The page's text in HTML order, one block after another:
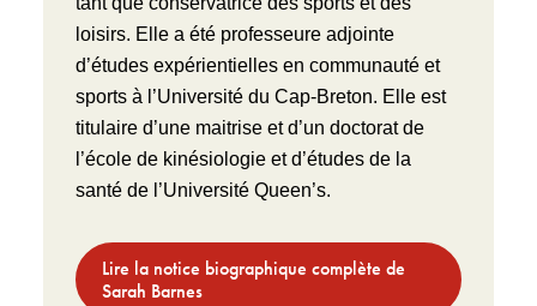
loisirs. Elle a été professeure adjointe
d’études expérientielles en communauté et
sports à l’Université du Cap-Breton. Elle est
titulaire d’une maitrise et d’un doctorat de
l’école de kinésiologie et d’études de la
santé de l’Université Queen’s.
Lire la notice biographique complète de
Sarah Barnes